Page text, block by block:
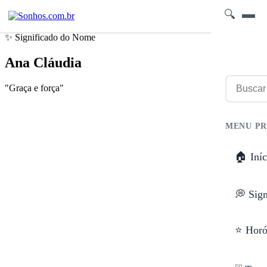
🔍
MENU
🏠
💭
⭐
✨ Significado do Nome
Ana Cláudia
"Graça e força"